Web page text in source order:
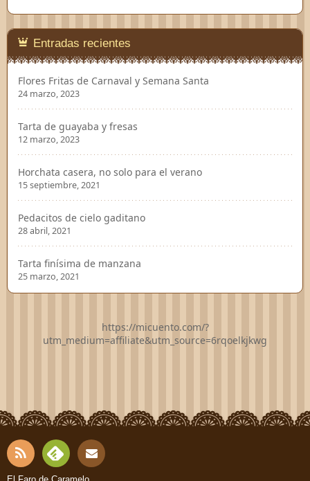
Entradas recientes
Flores Fritas de Carnaval y Semana Santa
24 marzo, 2023
Tarta de guayaba y fresas
12 marzo, 2023
Horchata casera, no solo para el verano
15 septiembre, 2021
Pedacitos de cielo gaditano
28 abril, 2021
Tarta finísima de manzana
25 marzo, 2021
https://micuento.com/?
utm_medium=affiliate&utm_source=6rqoelkjkwg